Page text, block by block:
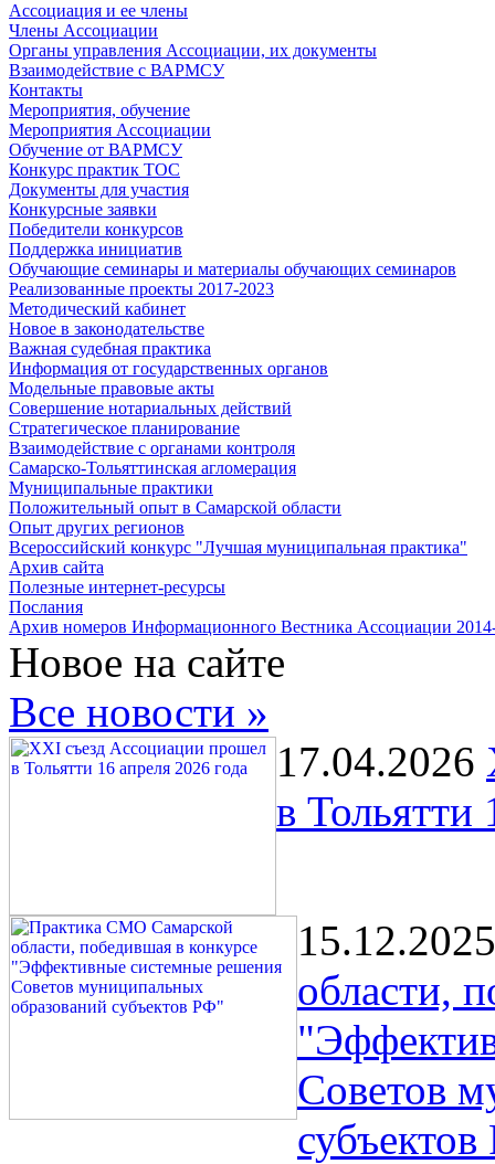
Ассоциация и ее члены
Члены Ассоциации
Органы управления Ассоциации, их документы
Взаимодействие c ВАРМСУ
Контакты
Мероприятия, обучение
Мероприятия Ассоциации
Обучение от ВАРМСУ
Конкурс практик ТОС
Документы для участия
Конкурсные заявки
Победители конкурсов
Поддержка инициатив
Обучающие семинары и материалы обучающих семинаров
Реализованные проекты 2017-2023
Методический кабинет
Новое в законодательстве
Важная судебная практика
Информация от государственных органов
Модельные правовые акты
Совершение нотариальных действий
Стратегическое планирование
Взаимодействие с органами контроля
Самарско-Тольяттинская агломерация
Муниципальные практики
Положительный опыт в Самарской области
Опыт других регионов
Всероссийский конкурс "Лучшая муниципальная практика"
Архив сайта
Полезные интернет-ресурсы
Послания
Архив номеров Информационного Вестника Ассоциации
Новое на сайте
Все новости »
17.04.2026
в Тольятти
15.12.2025
области,
Советов